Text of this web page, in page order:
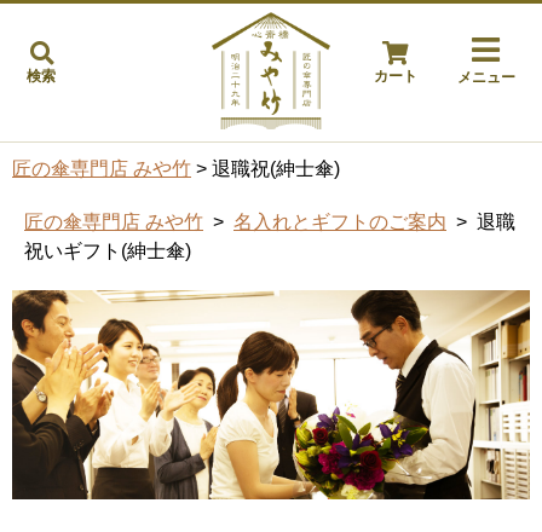
検索 カート メニュー
匠の傘専門店 みや竹 > 退職祝(紳士傘)
匠の傘専門店 みや竹 > 名入れとギフトのご案内 > 退職
祝いギフト(紳士傘)